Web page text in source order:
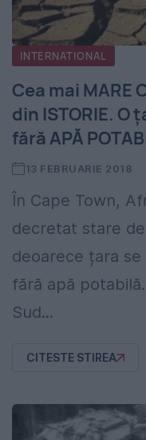
INTERNATIONAL
Cea mai MARE
din ISTORIE. O
fără APĂ
13 FEBRUARIE 2018
În Cape Town,
decretat stare
deoarece țara
fără apă
Sud...
CITESTE STIREA